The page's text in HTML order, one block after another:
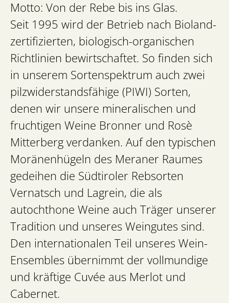
Motto: Von der Rebe bis ins Glas.
Seit 1995 wird der Betrieb nach Bioland-
zertifizierten, biologisch-organischen
Richtlinien bewirtschaftet. So finden sich
in unserem Sortenspektrum auch zwei
pilzwiderstandsfähige (PIWI) Sorten,
denen wir unsere mineralischen und
fruchtigen Weine Bronner und Rosè
Mitterberg verdanken. Auf den typischen
Moränenhügeln des Meraner Raumes
gedeihen die Südtiroler Rebsorten
Vernatsch und Lagrein, die als
autochthone Weine auch Träger unserer
Tradition und unseres Weingutes sind.
Den internationalen Teil unseres Wein-
Ensembles übernimmt der vollmundige
und kräftige Cuvée aus Merlot und
Cabernet.